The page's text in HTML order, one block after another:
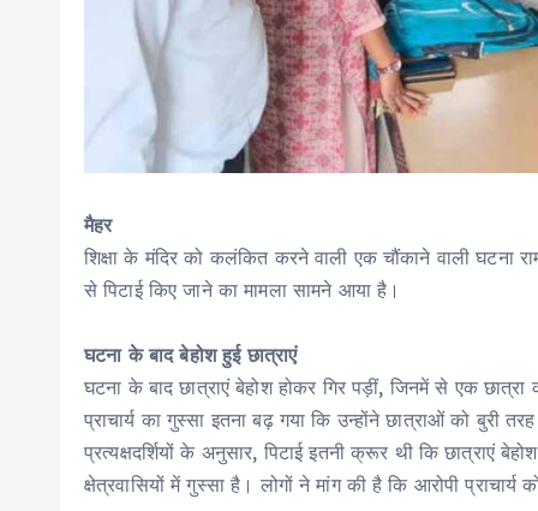
मैहर
शिक्षा के मंदिर को कलंकित करने वाली एक चौंकाने वाली घटना
से पिटाई किए जाने का मामला सामने आया है।
घटना के बाद बेहोश हुई छात्राएं
घटना के बाद छात्राएं बेहोश होकर गिर पड़ीं, जिनमें से एक
प्राचार्य का गुस्सा इतना बढ़ गया कि उन्होंने छात्राओं को बुरी
प्रत्यक्षदर्शियों के अनुसार, पिटाई इतनी क्रूर थी कि छात्राएं
क्षेत्रवासियों में गुस्सा है। लोगों ने मांग की है कि आरोपी